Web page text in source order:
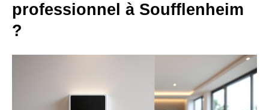
professionnel à Soufflenheim
?